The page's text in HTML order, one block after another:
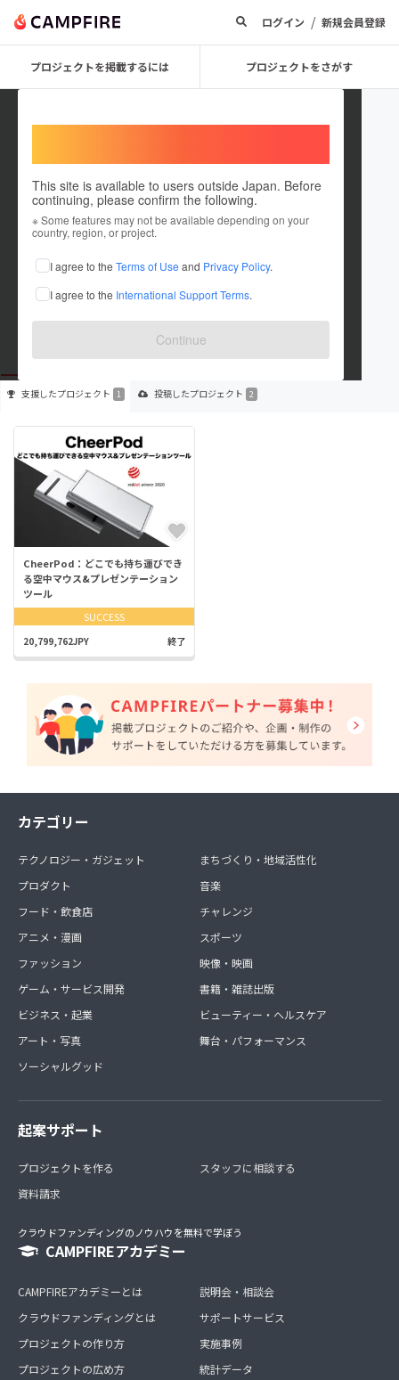
ログイン / 新規会員登録
プロジェクトを掲載するには プロジェクトをさがす
This site is available to users outside Japan. Before
continuing, please confirm the following.
※ Some features may not be available depending on your
country, region, or project.
I agree to the Terms of Use and Privacy Policy.
I agree to the International Support Terms.
Continue
Shigetoshi mita
これまでに1回支援して2件のプロジェクトを投稿しています
在住国：未設定
出身国：未設定
支援したプロジェクト 1 投稿したプロジェクト 2
CheerPod：どこでも持ち運びでき
る空中マウス&プレゼンテーション
ツール
SUCCESS
20,799,762JPY 終了
カテゴリー
テクノロジー・ガジェット
プロダクト
フード・飲食店
アニメ・漫画
ファッション
ゲーム・サービス開発
ビジネス・起業
アート・写真
ソーシャルグッド
まちづくり・地域活性化
音楽
チャレンジ
スポーツ
映像・映画
書籍・雑誌出版
ビューティー・ヘルスケア
舞台・パフォーマンス
起案サポート
プロジェクトを作る
資料請求
スタッフに相談する
クラウドファンディングのノウハウを無料で学ぼう
CAMPFIREアカデミー
CAMPFIREアカデミーとは
クラウドファンディングとは
プロジェクトの作り方
プロジェクトの広め方
説明会・相談会
サポートサービス
実施事例
統計データ